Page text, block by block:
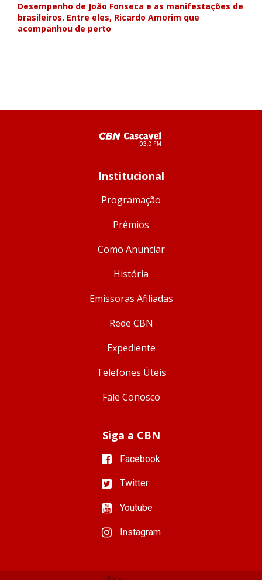
Desempenho de João Fonseca e as manifestações de
brasileiros. Entre eles, Ricardo Amorim que
acompanhou de perto
Institucional
Programação
Prêmios
Como Anunciar
História
Emissoras Afiliadas
Rede CBN
Expediente
Telefones Úteis
Fale Conosco
Siga a CBN
Facebook
Twitter
Youtube
Instagram